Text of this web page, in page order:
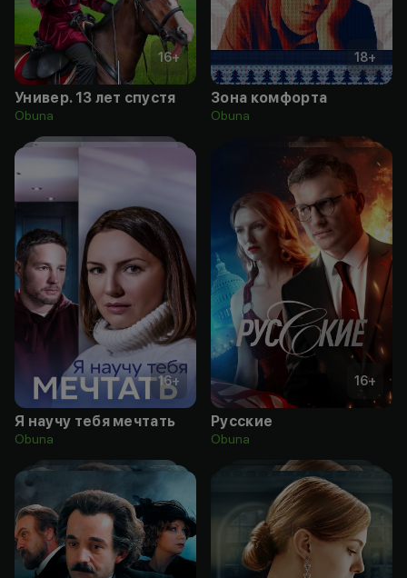
16+
Универ. 13 лет спустя
Obuna
18+
Зона комфорта
Obuna
16+
Я научу тебя мечтать
Obuna
16+
Русские
Obuna